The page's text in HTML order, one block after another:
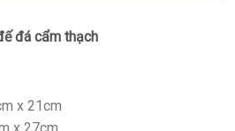
đá cẩm thạch
x 21cm